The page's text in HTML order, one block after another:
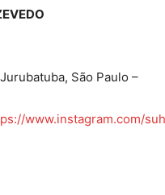
São Paulo –
www.instagram.com/